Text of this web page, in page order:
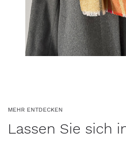
MEHR ENTDECKEN
Lassen Sie sich